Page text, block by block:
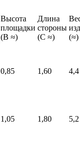
Высота
площадки
(B ≈)
Длина
стороны
(C ≈)
(≈)
0,85 1,60 4,4
1,05 1,80 5,2